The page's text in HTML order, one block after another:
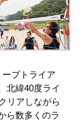
ブトライア
北緯40度ライ
リアしながら
ら数多くのラ